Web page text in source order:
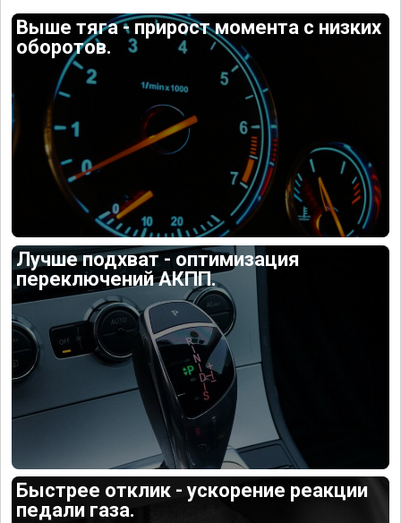
Выше тяга - прирост момента с низких
оборотов.
Лучше подхват - оптимизация
переключений АКПП.
Быстрее отклик - ускорение реакции
педали газа.